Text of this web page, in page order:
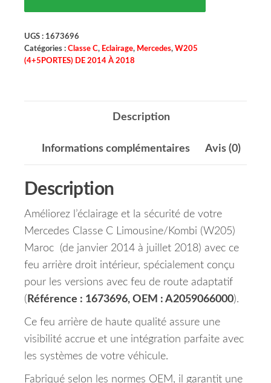
UGS : 1673696
Catégories : Classe C, Eclairage, Mercedes, W205
(4+5PORTES) DE 2014 À 2018
Description
Informations complémentaires Avis (0)
Description
Améliorez l’éclairage et la sécurité de votre
Mercedes Classe C Limousine/Kombi (W205)
Maroc (de janvier 2014 à juillet 2018) avec ce
feu arrière droit intérieur, spécialement conçu
pour les versions avec feu de route adaptatif
( Référence : 1673696, OEM : A2059066000).
Ce feu arrière de haute qualité assure une
visibilité accrue et une intégration parfaite avec
les systèmes de votre véhicule.
Fabriqué selon les normes OEM, il garantit une